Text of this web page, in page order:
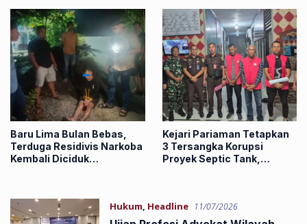
Baru Lima Bulan Bebas,
Terduga Residivis Narkoba
Kembali Diciduk
Kejari Pariaman Tetapkan
3 Tersangka Korupsi
Proyek Septic Tank,
Hukum, Headline 11/07/2026